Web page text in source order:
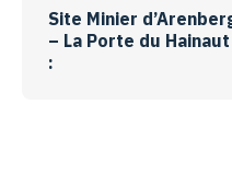
Site Minier
– La Porte du Hainaut
: